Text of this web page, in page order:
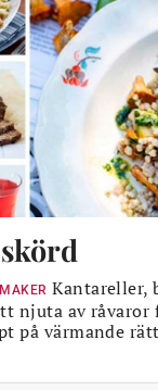
Kantareller,
njuta av råvaror
på värmande